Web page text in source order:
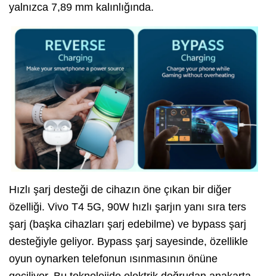
yalnızca 7,89 mm kalınlığında.
Hızlı şarj desteği de cihazın öne çıkan bir diğer
özelliği. Vivo T4 5G, 90W hızlı şarjın yanı sıra ters
şarj (başka cihazları şarj edebilme) ve bypass şarj
desteğiyle geliyor. Bypass şarj sayesinde, özellikle
oyun oynarken telefonun ısınmasının önüne